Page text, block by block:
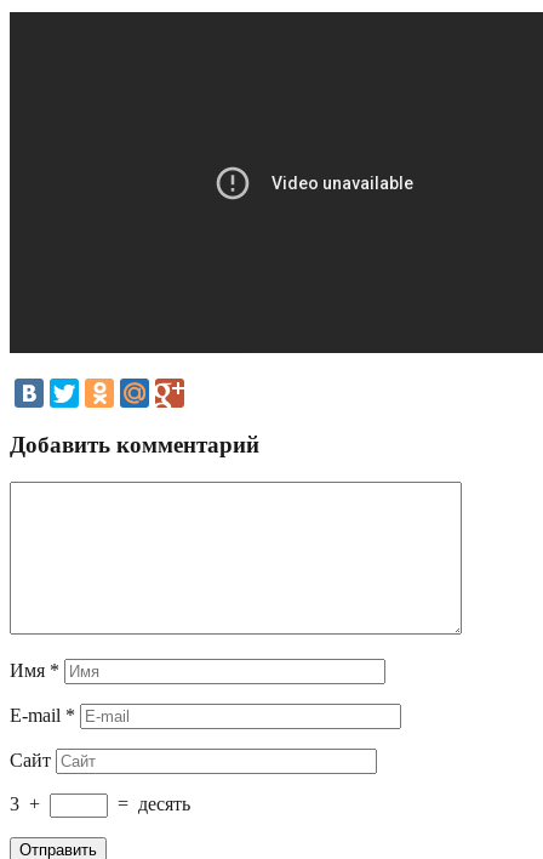
Добавить комментарий
Имя *
E-mail *
Сайт
3 + = десять